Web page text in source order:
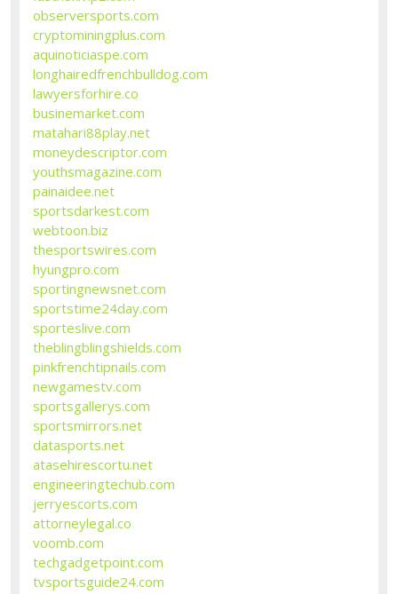
observersports.com
cryptominingplus.com
aquinoticiaspe.com
longhairedfrenchbulldog.com
lawyersforhire.co
businemarket.com
matahari88play.net
moneydescriptor.com
youthsmagazine.com
painaidee.net
sportsdarkest.com
webtoon.biz
thesportswires.com
hyungpro.com
sportingnewsnet.com
sportstime24day.com
sporteslive.com
theblingblingshields.com
pinkfrenchtipnails.com
newgamestv.com
sportsgallerys.com
sportsmirrors.net
datasports.net
atasehirescortu.net
engineeringtechub.com
jerryescorts.com
attorneylegal.co
voomb.com
techgadgetpoint.com
tvsportsguide24.com